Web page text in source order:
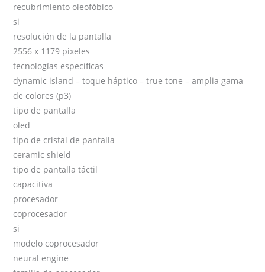
recubrimiento oleofóbico
si
resolución de la pantalla
2556 x 1179 pixeles
tecnologías específicas
dynamic island – toque háptico – true tone – amplia gama
de colores (p3)
tipo de pantalla
oled
tipo de cristal de pantalla
ceramic shield
tipo de pantalla táctil
capacitiva
procesador
coprocesador
si
modelo coprocesador
neural engine